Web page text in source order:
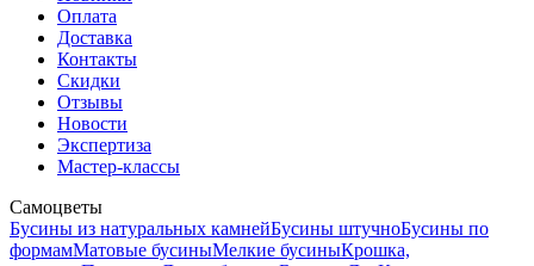
Оплата
Доставка
Контакты
Скидки
Отзывы
Новости
Экспертиза
Мастер-классы
Самоцветы
Бусины из натуральных камнейБусины штучноБусины по
формамМатовые бусиныМелкие бусиныКрошка,